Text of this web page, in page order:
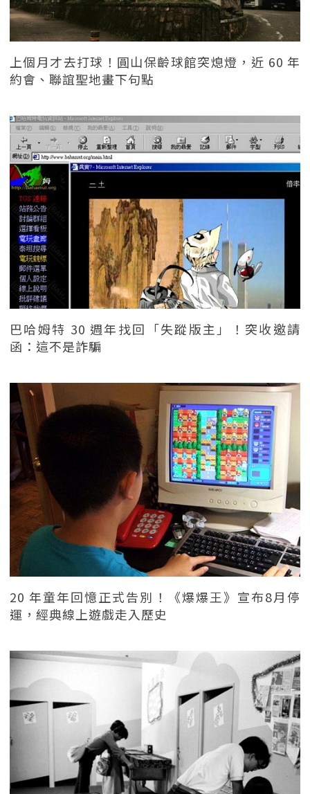
上個月才去打球！圓山保齡球館突熄燈，近 60 年
約會、聯誼聖地畫下句點
巴哈姆特 30 週年找回「失蹤版主」！突收邀請
函：這不是詐騙
20 年童年回憶正式告別！《爆爆王》宣布8月停
運，經典線上遊戲走入歷史